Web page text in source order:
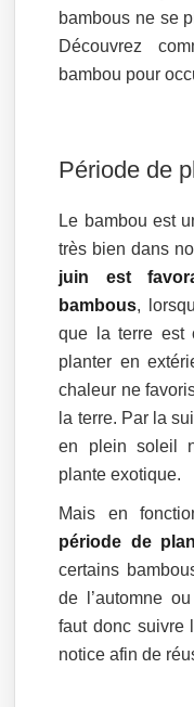
bambous ne se
Découvrez
bambou pour
Période de
Le bambou est
très bien dans
juin est
bambous,
que la terre est
planter en
chaleur ne
la terre. Par la
en plein soleil
plante exotique.
Mais en
période de
certains
de l’automne
faut donc suivre
notice afin de